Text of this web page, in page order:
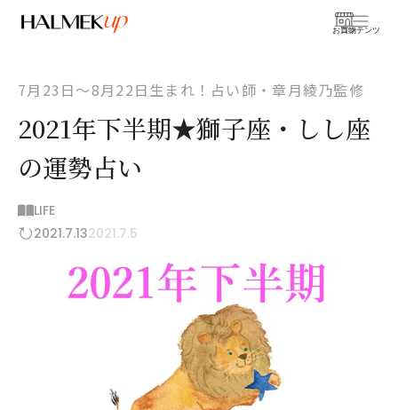
お買物
コンテンツ
7月23日〜8月22日生まれ！占い師・章月綾乃監修
2021年下半期★獅子座・しし座
の運勢占い
LIFE
2021.7.132021.7.5